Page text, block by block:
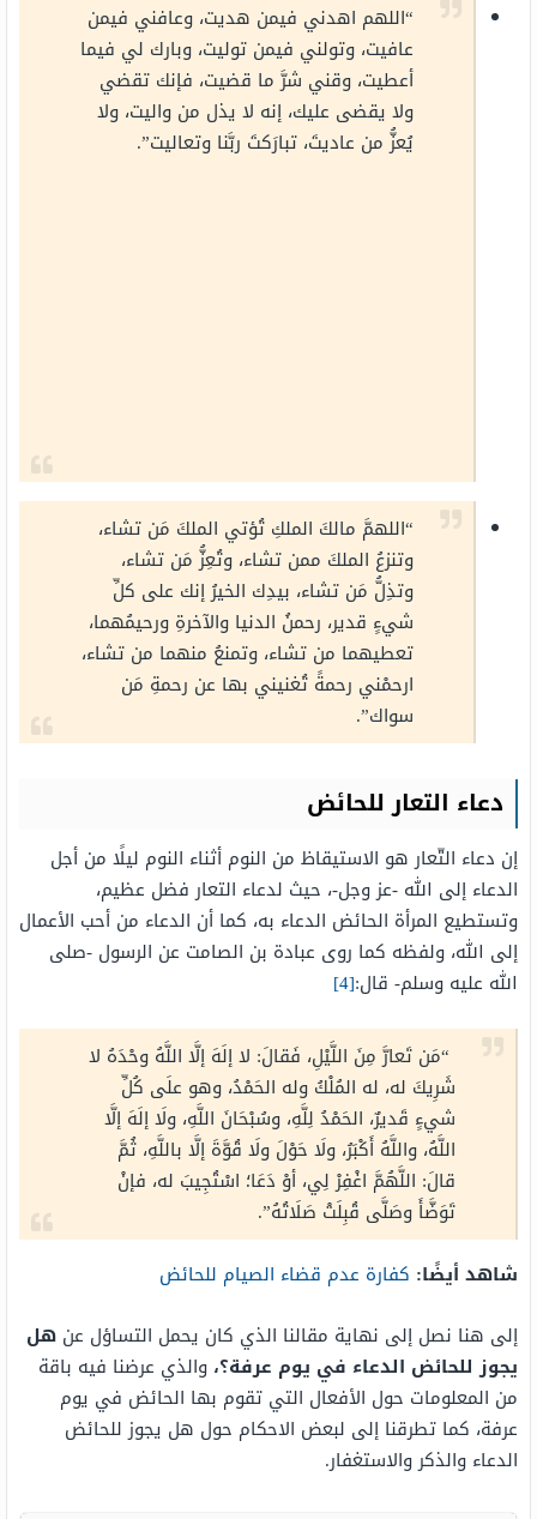
“اللهم اهدني فيمن هديت، وعافني فيمن
عافيت، وتولني فيمن توليت، وبارك لي فيما
أعطيت، وقني شرَّ ما قضيت، فإنك تقضي
ولا يقضى عليك، إنه لا يذل من واليت، ولا
يُعزُّ من عاديتَ، تبارَكتَ ربَّنا وتعاليت”.
“اللهمَّ مالكَ الملكِ تُؤتي الملكَ مَن تشاء،
وتنزعُ الملكَ ممن تشاء، وتُعِزُّ مَن تشاء،
وتذِلُّ مَن تشاء، بيدِك الخيرُ إنك على كلِّ
شيءٍ قدير، رحمنُ الدنيا والآخرةِ ورحيمُهما،
تعطيهما من تشاء، وتمنعُ منهما من تشاء،
ارحمْني رحمةً تُغنيني بها عن رحمةِ مَن
سواك”.
دعاء التعار للحائض
إن دعاء التّعار هو الاستيقاظ من النوم أثناء النوم ليلًا من أجل
الدعاء إلى الله -عز وجل-، حيث لدعاء التعار فضل عظيم،
وتستطيع المرأة الحائض الدعاء به، كما أن الدعاء من أحب الأعمال
إلى الله، ولفظه كما روى عبادة بن الصامت عن الرسول -صلى
الله عليه وسلم- قال:[4]
“مَن تَعارَّ مِنَ اللَّيْلِ، فَقالَ: لا إلَهَ إلَّا اللَّهُ وحْدَهُ لا
شَرِيكَ له، له المُلْكُ وله الحَمْدُ، وهو علَى كُلِّ
شيءٍ قَديرٌ، الحَمْدُ لِلَّهِ، وسُبْحَانَ اللَّهِ، ولَا إلَهَ إلَّا
اللَّهُ، واللَّهُ أَكْبَرُ، ولَا حَوْلَ ولَا قُوَّةَ إلَّا باللَّهِ، ثُمَّ
قالَ: اللَّهُمَّ اغْفِرْ لِي، أوْ دَعَا؛ اسْتُجِيبَ له، فإنْ
تَوَضَّأَ وصَلَّى قُبِلَتْ صَلَاتُهُ”.
شاهد أيضًا: كفارة عدم قضاء الصيام للحائض
إلى هنا نصل إلى نهاية مقالنا الذي كان يحمل التساؤل عن هل
يجوز للحائض الدعاء في يوم عرفة؟، والذي عرضنا فيه باقة
من المعلومات حول الأفعال التي تقوم بها الحائض في يوم
عرفة، كما تطرقنا إلى لبعض الاحكام حول هل يجوز للحائض
الدعاء والذكر والاستغفار.